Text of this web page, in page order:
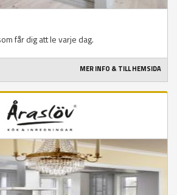
får dig att le varje dag.
MER INFO & TILL HEMSIDA